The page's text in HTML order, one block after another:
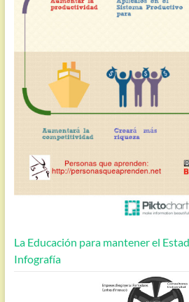
La Educación para mantener el
Infografía